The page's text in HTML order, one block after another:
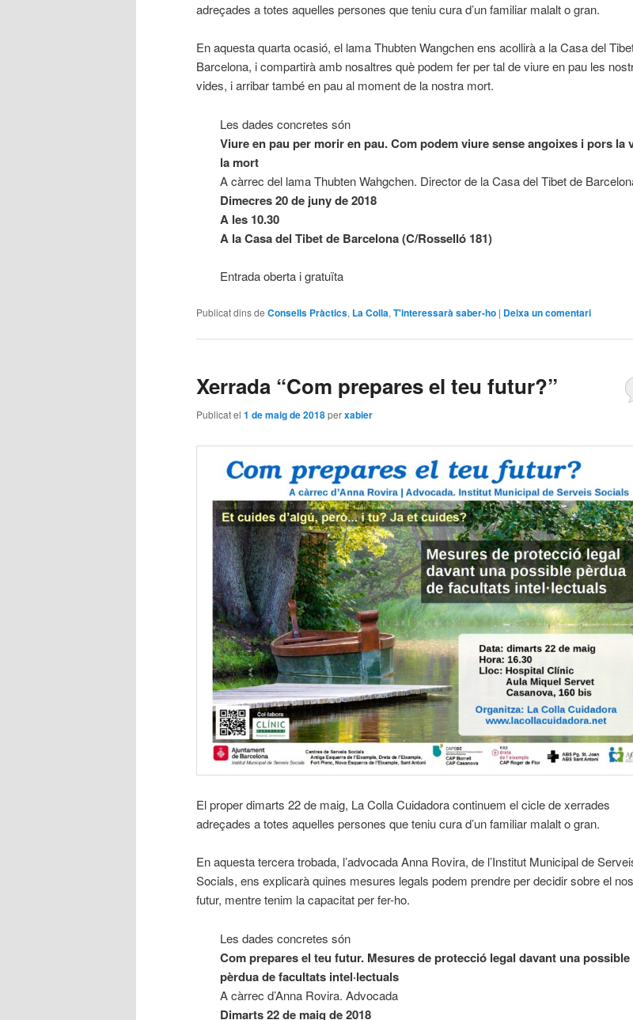
adreçades a totes aquelles persones que teniu cura d’un familiar malalt o gran.
En aquesta quarta ocasió, el lama Thubten Wangchen ens acollirà a la Casa del
Barcelona, i compartirà amb nosaltres què podem fer per tal de viure en pau les
vides, i arribar també en pau al moment de la nostra mort.
Les dades concretes són
Viure en pau per morir en pau. Com podem viure sense angoixes i pors la
la mort
A càrrec del lama Thubten Wahgchen. Director de la Casa del Tibet de
Dimecres 20 de juny de 2018
A les 10.30
A la Casa del Tibet de Barcelona(C/Rosselló 181)
Entrada oberta i gratuïta
Publicat dins de Consells Pràctics, La Colla, T'interessarà saber-ho | Deixa un comentari
Xerrada “Com prepares el teu futur?”
Publicat el 1 de maig de 2018perxabier
El proper dimarts 22 de maig, La Colla Cuidadora continuem el cicle de xerrades
adreçades a totes aquelles persones que teniu cura d’un familiar malalt o gran.
En aquesta tercera trobada, l’advocada Anna Rovira, de l’Institut Municipal de
Socials, ens explicarà quines mesures legals podem prendre per decidir sobre el
futur, mentre tenim la capacitat per fer-ho.
Les dades concretes són
Com prepares el teu futur. Mesures de protecció legal davant una possible
pèrdua de facultats intel·lectuals
A càrrec d’Anna Rovira. Advocada
Dimarts 22 de maig de 2018